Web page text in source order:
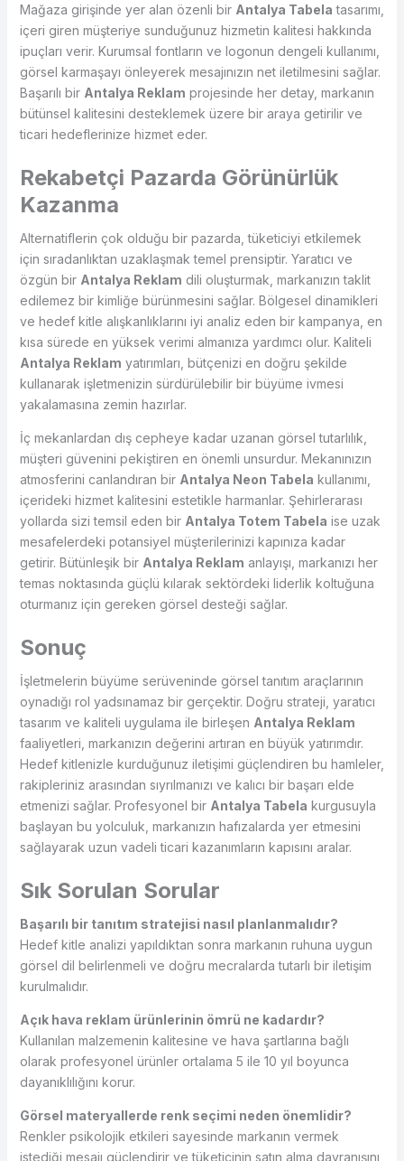
Mağaza girişinde yer alan özenli bir Antalya Tabela tasarımı,
içeri giren müşteriye sunduğunuz hizmetin kalitesi hakkında
ipuçları verir. Kurumsal fontların ve logonun dengeli kullanımı,
görsel karmaşayı önleyerek mesajınızın net iletilmesini sağlar.
Başarılı bir Antalya Reklam projesinde her detay, markanın
bütünsel kalitesini desteklemek üzere bir araya getirilir ve
ticari hedeflerinize hizmet eder.
Rekabetçi Pazarda Görünürlük
Kazanma
Alternatiflerin çok olduğu bir pazarda, tüketiciyi etkilemek
için sıradanlıktan uzaklaşmak temel prensiptir. Yaratıcı ve
özgün bir Antalya Reklam dili oluşturmak, markanızın taklit
edilemez bir kimliğe bürünmesini sağlar. Bölgesel dinamikleri
ve hedef kitle alışkanlıklarını iyi analiz eden bir kampanya, en
kısa sürede en yüksek verimi almanıza yardımcı olur. Kaliteli
Antalya Reklam yatırımları, bütçenizi en doğru şekilde
kullanarak işletmenizin sürdürülebilir bir büyüme ivmesi
yakalamasına zemin hazırlar.
İç mekanlardan dış cepheye kadar uzanan görsel tutarlılık,
müşteri güvenini pekiştiren en önemli unsurdur. Mekanınızın
atmosferini canlandıran bir Antalya Neon Tabela kullanımı,
içerideki hizmet kalitesini estetikle harmanlar. Şehirlerarası
yollarda sizi temsil eden bir Antalya Totem Tabela ise uzak
mesafelerdeki potansiyel müşterilerinizi kapınıza kadar
getirir. Bütünleşik bir Antalya Reklam anlayışı, markanızı her
temas noktasında güçlü kılarak sektördeki liderlik koltuğuna
oturmanız için gereken görsel desteği sağlar.
Sonuç
İşletmelerin büyüme serüveninde görsel tanıtım araçlarının
oynadığı rol yadsınamaz bir gerçektir. Doğru strateji, yaratıcı
tasarım ve kaliteli uygulama ile birleşen Antalya Reklam
faaliyetleri, markanızın değerini artıran en büyük yatırımdır.
Hedef kitlenizle kurduğunuz iletişimi güçlendiren bu hamleler,
rakipleriniz arasından sıyrılmanızı ve kalıcı bir başarı elde
etmenizi sağlar. Profesyonel bir Antalya Tabela kurgusuyla
başlayan bu yolculuk, markanızın hafızalarda yer etmesini
sağlayarak uzun vadeli ticari kazanımların kapısını aralar.
Sık Sorulan Sorular
Başarılı bir tanıtım stratejisi nasıl planlanmalıdır?
Hedef kitle analizi yapıldıktan sonra markanın ruhuna uygun
görsel dil belirlenmeli ve doğru mecralarda tutarlı bir iletişim
kurulmalıdır.
Açık hava reklam ürünlerinin ömrü ne kadardır?
Kullanılan malzemenin kalitesine ve hava şartlarına bağlı
olarak profesyonel ürünler ortalama 5 ile 10 yıl boyunca
dayanıklılığını korur.
Görsel materyallerde renk seçimi neden önemlidir?
Renkler psikolojik etkileri sayesinde markanın vermek
istediği mesajı güçlendirir ve tüketicinin satın alma davranışını